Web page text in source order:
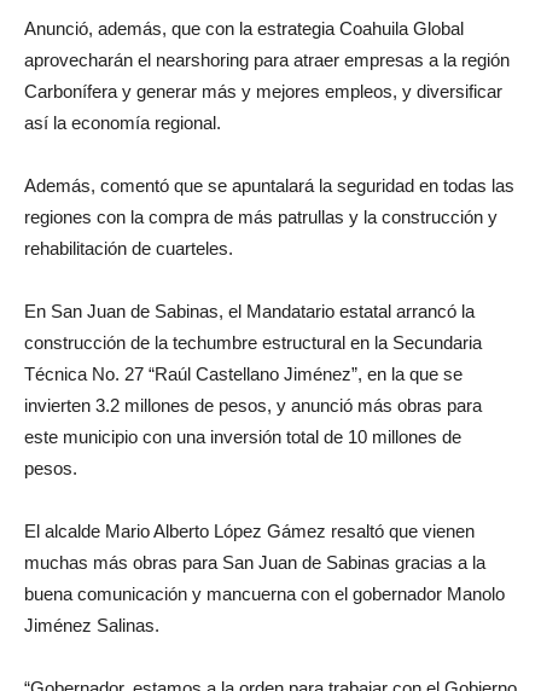
Anunció, además, que con la estrategia Coahuila Global
aprovecharán el nearshoring para atraer empresas a la región
Carbonífera y generar más y mejores empleos, y diversificar
así la economía regional.
Además, comentó que se apuntalará la seguridad en todas las
regiones con la compra de más patrullas y la construcción y
rehabilitación de cuarteles.
En San Juan de Sabinas, el Mandatario estatal arrancó la
construcción de la techumbre estructural en la Secundaria
Técnica No. 27 “Raúl Castellano Jiménez”, en la que se
invierten 3.2 millones de pesos, y anunció más obras para
este municipio con una inversión total de 10 millones de
pesos.
El alcalde Mario Alberto López Gámez resaltó que vienen
muchas más obras para San Juan de Sabinas gracias a la
buena comunicación y mancuerna con el gobernador Manolo
Jiménez Salinas.